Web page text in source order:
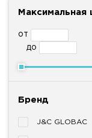
Максимальная
от
до
Бренд
J&C GLOBAC